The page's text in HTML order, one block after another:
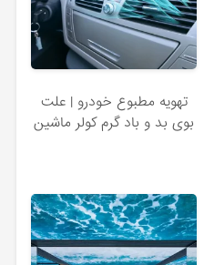
تهویه مطبوع خودرو | علت
بوی بد و باد گرم کولر ماشین